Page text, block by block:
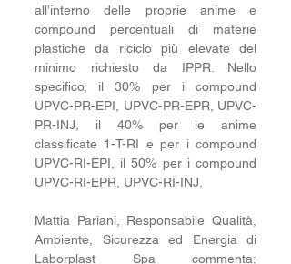
all’interno delle proprie anime e
compound percentuali di materie
plastiche da riciclo più elevate del
minimo richiesto da IPPR. Nello
specifico, il 30% per i compound
UPVC-PR-EPI, UPVC-PR-EPR, UPVC-
PR-INJ, il 40% per le anime
classificate 1-T-RI e per i compound
UPVC-RI-EPI, il 50% per i compound
UPVC-RI-EPR, UPVC-RI-INJ.
Mattia Pariani, Responsabile Qualità,
Ambiente, Sicurezza ed Energia di